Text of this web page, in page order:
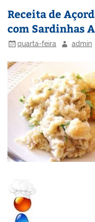
Receita de
com Sardinhas
quarta-feira admin